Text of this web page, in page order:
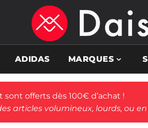
ADIDAS MARQUES
sont offerts dès 100€ d’achat !
articles volumineux, lourds, ou